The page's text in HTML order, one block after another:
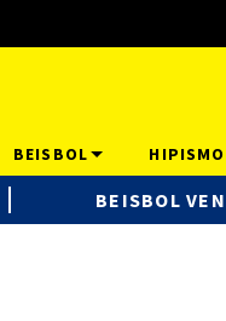
BEISBOL
BEISBOL
HIPISMO